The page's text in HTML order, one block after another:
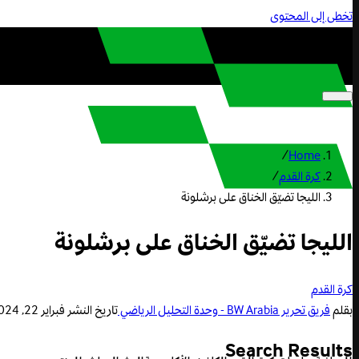
تخطى إلى المحتوى
Home
/
كرة القدم/
الليجا تضيّق الخناق على برشلونة
الليجا تضيّق الخناق على برشلونة
كرة القدم
بقلمفريق تحرير BW Arabia - وحدة التحليل الرياضي تاريخ النشرفبراير 22, 2024 12:11 ص
Search Results